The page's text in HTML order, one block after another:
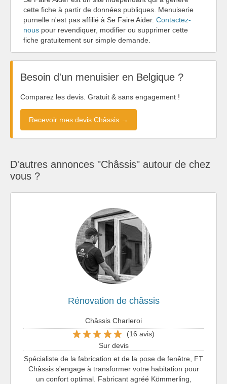
cette fiche à partir de données publiques. Menuiserie
purnelle n'est pas affilié à Se Faire Aider. Contactez-
nous pour revendiquer, modifier ou supprimer cette
fiche gratuitement sur simple demande.
Besoin d'un menuisier en Belgique ?
Comparez les devis. Gratuit & sans engagement !
Recevoir mes devis Châssis →
D'autres annonces "Châssis" autour de chez
vous ?
Rénovation de châssis
Châssis Charleroi
(16 avis)
Sur devis
Spécialiste de la fabrication et de la pose de fenêtre, FT
Châssis s'engage à transformer votre habitation pour
un confort optimal. Fabricant agréé Kömmerling,